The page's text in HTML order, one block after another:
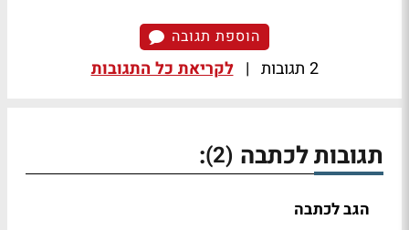
הוספת תגובה
2 תגובות | לקריאת כל התגובות
תגובות לכתבה (2)
:
הגב לכתבה